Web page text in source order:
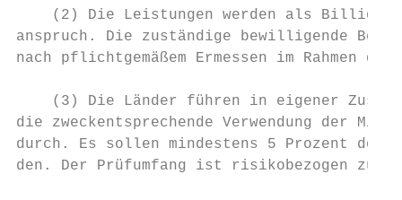
(2) Die Leistungen werden als
anspruch. Die zuständige bewilligende
nach pflichtgemäßem Ermessen im Rahmen
(3) Die Länder führen in eigener
die zweckentsprechende Verwendung der
durch. Es sollen mindestens 5 Prozent
den. Der Prüfumfang ist risikobezogen zu